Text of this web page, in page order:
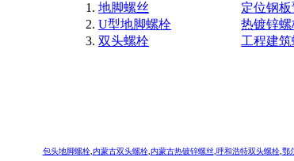
地脚螺丝
定位钢板
U型地脚螺栓
热镀锌螺
双头螺栓
工程建
包头地脚螺栓, 内蒙古双头螺栓, 内蒙古热镀锌螺丝, 呼和浩特双头螺栓, 鄂